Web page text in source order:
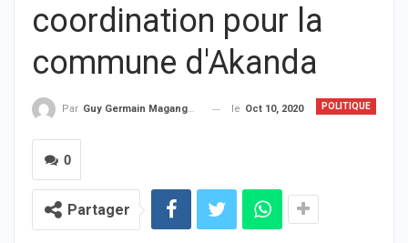
coordination pour la
commune d'Akanda
POLITIQUE
Par Guy Germain Maganga Nziengui le Oct 10, 2020
0
Partager